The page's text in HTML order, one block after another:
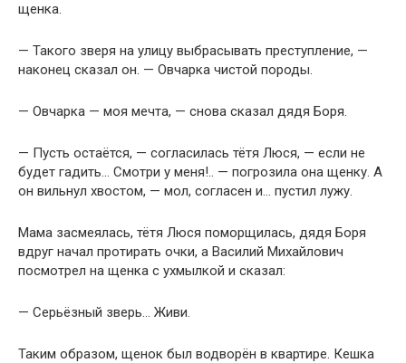
щенка.
— Такого зверя на улицу выбрасывать преступление, —
наконец сказал он. — Овчарка чистой породы.
— Овчарка — моя мечта, — снова сказал дядя Боря.
— Пусть остаётся, — согласилась тётя Люся, — если не
будет гадить… Смотри у меня!.. — погрозила она щенку. А
он вильнул хвостом, — мол, согласен и… пустил лужу.
Мама засмеялась, тётя Люся поморщилась, дядя Боря
вдруг начал протирать очки, а Василий Михайлович
посмотрел на щенка с ухмылкой и сказал:
— Серьёзный зверь… Живи.
Таким образом, щенок был водворён в квартире. Кешка